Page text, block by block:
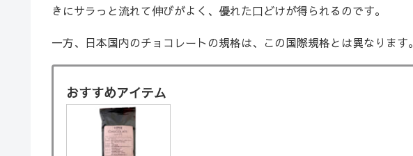
きにサラっと流れて伸びがよく、優れた口どけが得られるのです。
一方、日本国内のチョコレートの規格は、この国際規格とは異なります。
おすすめアイテム